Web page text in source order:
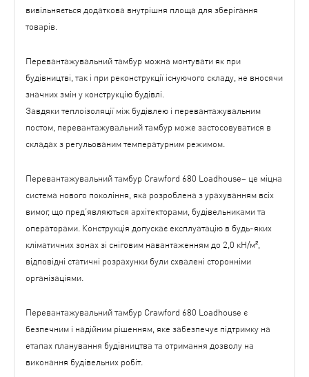
вивільняється додаткова внутрішня площа для зберігання
товарів.
Перевантажувальний тамбур можна монтувати як при
будівництві, так і при реконструкції існуючого складу, не вносячи
значних змін у конструкцію будівлі.
Завдяки теплоізоляції між будівлею і перевантажувальним
постом, перевантажувальний тамбур може застосовуватися в
складах з регульованим температурним режимом.
Перевантажувальний тамбур Crawford 680 Loadhouse– це міцна
система нового покоління, яка розроблена з урахуванням всіх
вимог, що пред’являються архітекторами, будівельниками та
операторами. Конструкція допускає експлуатацію в будь-яких
кліматичних зонах зі сніговим навантаженням до 2,0 кН/м²,
відповідні статичні розрахунки були схвалені сторонніми
організаціями.
Перевантажувальний тамбур Crawford 680 Loadhouse є
безпечним і надійним рішенням, яке забезпечує підтримку на
етапах планування будівництва та отримання дозволу на
виконання будівельних робіт.